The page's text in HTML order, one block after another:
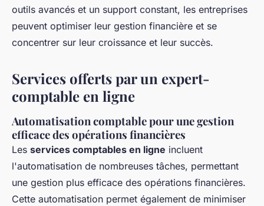
outils avancés et un support constant, les entreprises
peuvent optimiser leur gestion financière et se
concentrer sur leur croissance et leur succès.
Services offerts par un expert-
comptable en ligne
Automatisation comptable pour une gestion
efficace des opérations financières
Les services comptables en ligne incluent
l'automatisation de nombreuses tâches, permettant
une gestion plus efficace des opérations financières.
Cette automatisation permet également de minimiser